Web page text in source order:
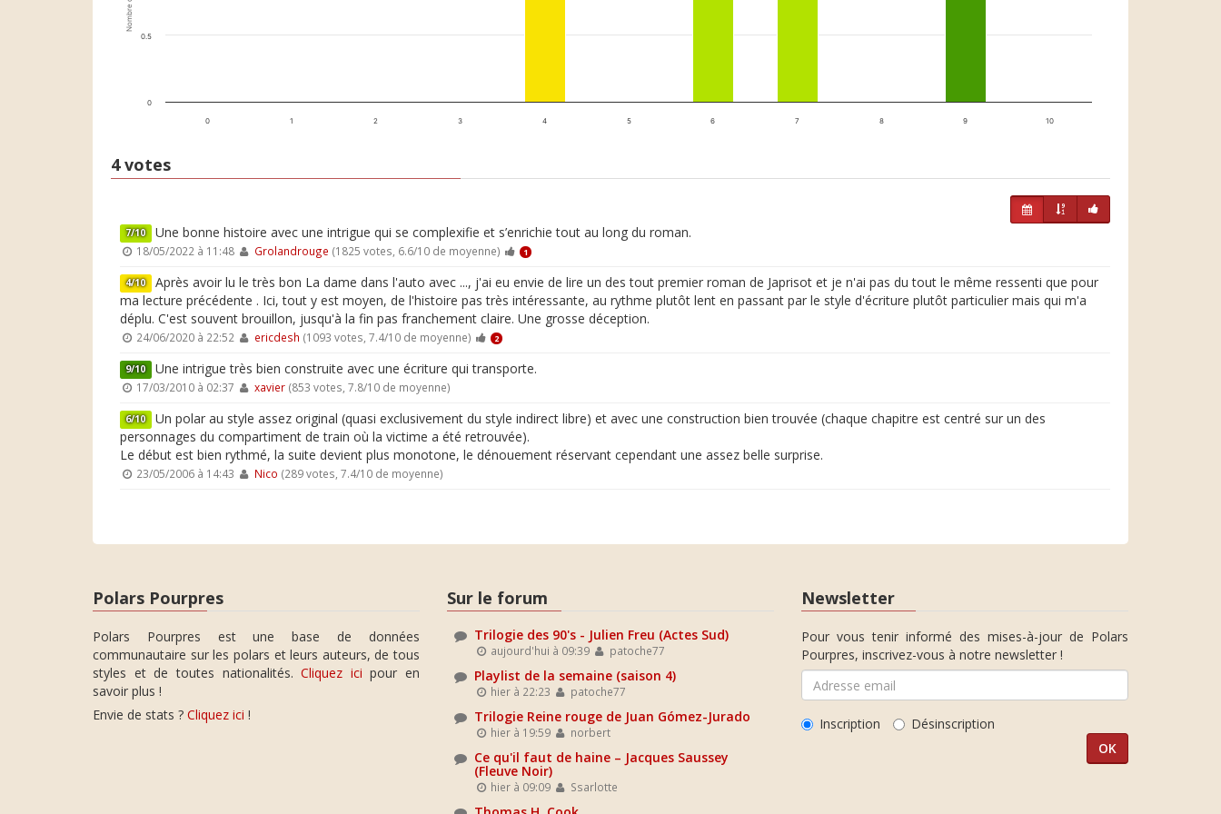
0 1 2 3 4 5 6 7 8 9 10
0
0.5
4 votes
7/10 Une bonne histoire avec une intrigue qui se complexifie et s’enrichie tout au long du roman.
18/05/2022 à 11:48 Grolandrouge (1825 votes, 6.6/10 de moyenne) 1
4/10 Après avoir lu le très bon La dame dans l'auto avec ..., j'ai eu envie de lire un des tout premier roman de Japrisot et je n'ai pas du tout le même ressenti que pour
ma lecture précédente . Ici, tout y est moyen, de l'histoire pas très intéressante, au rythme plutôt lent en passant par le style d'écriture plutôt particulier mais qui m'a
déplu. C'est souvent brouillon, jusqu'à la fin pas franchement claire. Une grosse déception.
24/06/2020 à 22:52 ericdesh (1093 votes, 7.4/10 de moyenne) 2
9/10 Une intrigue très bien construite avec une écriture qui transporte.
17/03/2010 à 02:37 xavier(853 votes, 7.8/10 de moyenne)
6/10 Un polar au style assez original (quasi exclusivement du style indirect libre) et avec une construction bien trouvée (chaque chapitre est centré sur un des
personnages du compartiment de train où la victime a été retrouvée).
Le début est bien rythmé, la suite devient plus monotone, le dénouement réservant cependant une assez belle surprise.
23/05/2006 à 14:43 Nico (289 votes, 7.4/10 de moyenne)
Polars Pourpres
Polars Pourpres est une base de données
communautaire sur les polars et leurs auteurs, de tous
styles et de toutes nationalités.Cliquez ici pour en
savoir plus !
Envie de stats ? Cliquez ici !
Sur le forum
Trilogie des 90's - Julien Freu (Actes Sud)
aujourd'hui à 09:39 patoche77
Playlist de la semaine (saison 4)
hier à 22:23 patoche77
Trilogie Reine rouge de Juan Gómez-Jurado
hier à 19:59 norbert
Ce qu'il faut de haine – Jacques Saussey
(Fleuve Noir)
hier à 09:09 Ssarlotte
Newsletter
Pour vous tenir informé des mises-à-jour de Polars
Pourpres, inscrivez-vous à notre newsletter !
Inscription Désinscription